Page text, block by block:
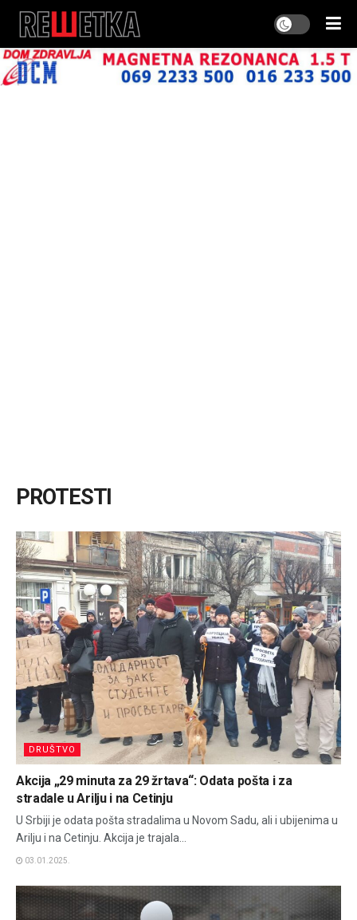
PROTESTI
DRUŠTVO
Akcija „29 minuta za 29 žrtava“: Odata pošta i za
stradale u Arilju i na Cetinju
U Srbiji je odata pošta stradalima u Novom Sadu, ali i ubijenima u
Arilju i na Cetinju. Akcija je trajala...
03.01.2025.